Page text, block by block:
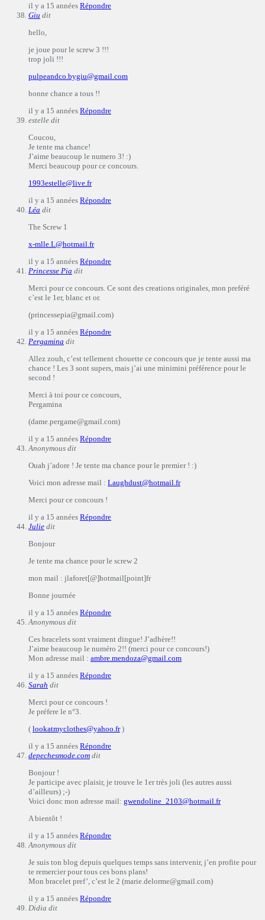
il y a 15 années Répondre
Giu dit
hello,
je joue pour le screw 3 !!!
trop joli !!!
pulpeandco.bygiu@gmail.com
bonne chance a tous !!
il y a 15 années Répondre
estelle dit
Coucou,
Je tente ma chance!
J’aime beaucoup le numero 3! :)
Merci beaucoup pour ce concours.
1993estelle@live.fr
il y a 15 années Répondre
Léa dit
The Screw 1
x-mlle.L@hotmail.fr
il y a 15 années Répondre
Princesse Pia dit
Merci pour ce concours. Ce sont des creations originales, mon preféré
c’est le 1er, blanc et or.
(princessepia@gmail.com)
il y a 15 années Répondre
Pergamina dit
Allez zouh, c’est tellement chouette ce concours que je tente aussi ma
chance ! Les 3 sont supers, mais j’ai une minimini préférence pour le
second !
Merci à toi pour ce concours,
Pergamina
(dame.pergame@gmail.com)
il y a 15 années Répondre
Anonymous dit
Ouah j’adore ! Je tente ma chance pour le premier ! :)
Voici mon adresse mail : Laughdust@hotmail.fr
Merci pour ce concours !
il y a 15 années Répondre
Julie dit
Bonjour
Je tente ma chance pour le screw 2
mon mail : jlaforet[@]hotmail[point]fr
Bonne journée
il y a 15 années Répondre
Anonymous dit
Ces bracelets sont vraiment dingue! J’adhère!!
J’aime beaucoup le numéro 2!! (merci pour ce concours!)
Mon adresse mail : ambre.mendoza@gmail.com
il y a 15 années Répondre
Sarah dit
Merci pour ce concours !
Je préfere le n°3.
( lookatmyclothes@yahoo.fr)
il y a 15 années Répondre
depechesmode.com dit
Bonjour !
Je participe avec plaisir, je trouve le 1er très joli (les autres aussi
d’ailleurs) ;-)
Voici donc mon adresse mail: gwendoline_2103@hotmail.fr
A bientôt !
il y a 15 années Répondre
Anonymous dit
Je suis ton blog depuis quelques temps sans intervenir, j’en profite pour
te remercier pour tous ces bons plans!
Mon bracelet pref’, c’est le 2 (marie.delorme@gmail.com)
il y a 15 années Répondre
Didia dit